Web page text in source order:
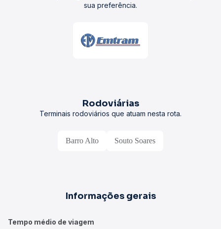
sua preferência.
Rodoviárias
Terminais rodoviários que atuam nesta rota.
Barro Alto Souto Soares
Informações gerais
Tempo médio de viagem